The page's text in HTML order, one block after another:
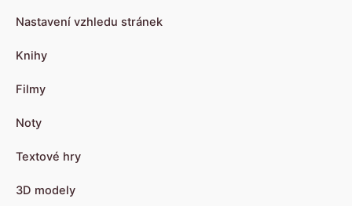
Nastavení vzhledu stránek
Knihy
Filmy
Noty
Textové hry
3D modely